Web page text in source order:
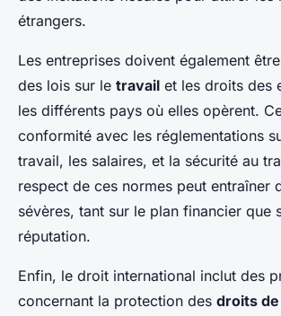
étrangers.
Les entreprises doivent également
des lois sur le travail et les droits des
les différents pays où elles opèrent.
conformité avec les réglementations
travail, les salaires, et la sécurité au
respect de ces normes peut entraîner
sévères, tant sur le plan financier que
réputation.
Enfin, le droit international inclut des
concernant la protection des droits de